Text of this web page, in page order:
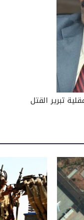
تبرير القتل